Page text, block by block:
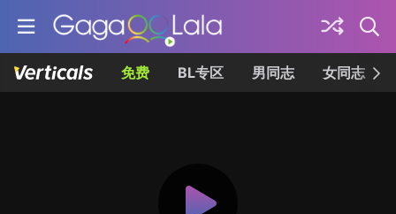
免费 BL专区 男同志 女同志